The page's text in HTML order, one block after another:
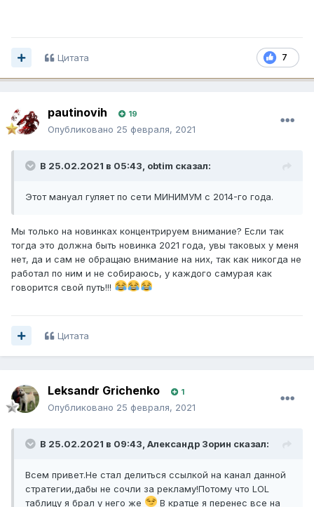
7
Цитата
pautinovih 19
Опубликовано 25 февраля, 2021
В 25.02.2021 в 05:43, obtim сказал:
Этот мануал гуляет по сети МИНИМУМ с 2014-го года.
Мы только на новинках концентрируем внимание? Если так
тогда это должна быть новинка 2021 года, увы таковых у меня
нет, да и сам не обращаю внимание на них, так как никогда не
работал по ним и не собираюсь, у каждого самурая как
говорится свой путь!!!
Цитата
Leksandr Grichenko 1
Опубликовано 25 февраля, 2021
В 25.02.2021 в 09:43, Александр Зорин сказал:
Всем привет.Не стал делиться ссылкой на канал данной
стратегии,дабы не сочли за рекламу!Потому что LOL
таблицу я брал у него же
В кратце я перенес все на